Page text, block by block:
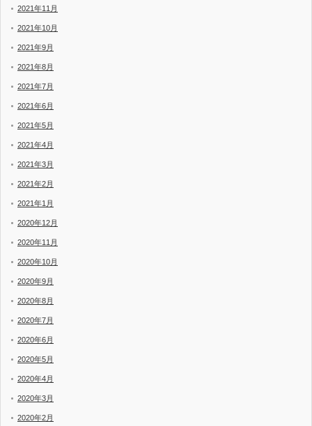
2021年11月
2021年10月
2021年9月
2021年8月
2021年7月
2021年6月
2021年5月
2021年4月
2021年3月
2021年2月
2021年1月
2020年12月
2020年11月
2020年10月
2020年9月
2020年8月
2020年7月
2020年6月
2020年5月
2020年4月
2020年3月
2020年2月